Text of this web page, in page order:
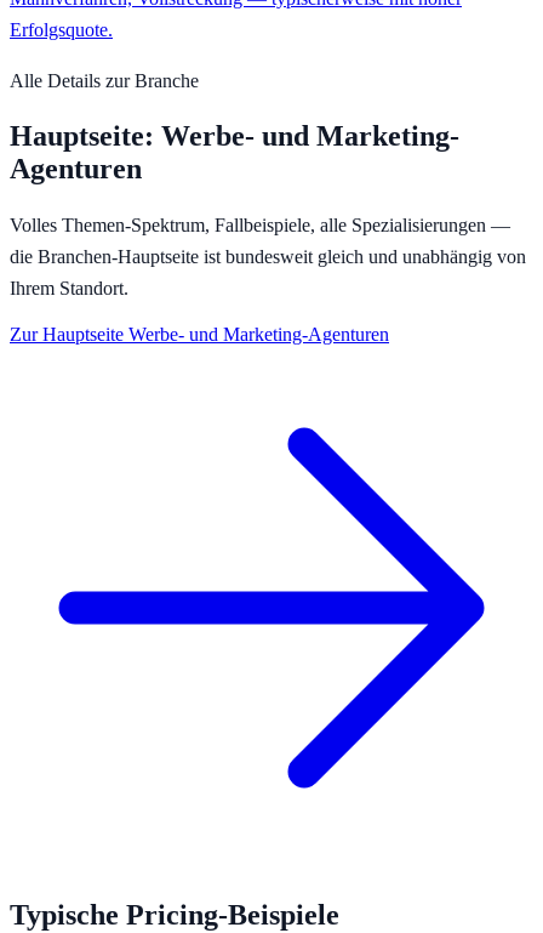
Erfolgsquote.
Alle Details zur Branche
Hauptseite: Werbe- und Marketing-
Agenturen
Volles Themen-Spektrum, Fallbeispiele, alle Spezialisierungen —
die Branchen-Hauptseite ist bundesweit gleich und unabhängig von
Ihrem Standort.
Zur Hauptseite Werbe- und Marketing-Agenturen
Typische Pricing-Beispiele